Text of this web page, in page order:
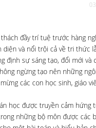
đầy trí tuệ trước hàng
và nổi trội cả về tri thức
định sự sáng tạo, đổi mới
ngừng tạo nên những
các con học sinh, giáo
học được truyền cảm
những bộ môn được các